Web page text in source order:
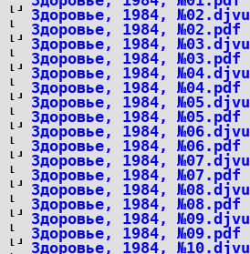
Здоровье, 1984, №02.djvu
Здоровье, 1984, №02.pdf
Здоровье, 1984, №03.djvu
Здоровье, 1984, №03.pdf
Здоровье, 1984, №04.djvu
Здоровье, 1984, №04.pdf
Здоровье, 1984, №05.djvu
Здоровье, 1984, №05.pdf
Здоровье, 1984, №06.djvu
Здоровье, 1984, №06.pdf
Здоровье, 1984, №07.djvu
Здоровье, 1984, №07.pdf
Здоровье, 1984, №08.djvu
Здоровье, 1984, №08.pdf
Здоровье, 1984, №09.djvu
Здоровье, 1984, №09.pdf
Здоровье, 1984, №10.djvu